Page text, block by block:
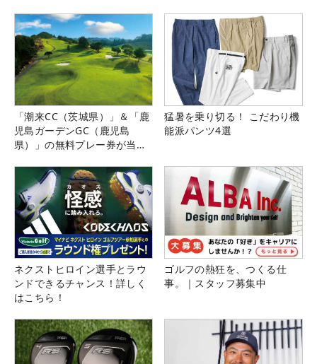
「潮来CC（茨城県）」＆「鹿
児島ガーデンGC（鹿児島
県）」の無料プレー券が当た
猛暑を乗り切る！ こだわり機
能派パンツ4選
ネクストヒロイン選手とラウ
ンドできるチャンス！詳しく
はこちら！
ゴルフの熱狂を、つくる仕
事。｜スタッフ募集中